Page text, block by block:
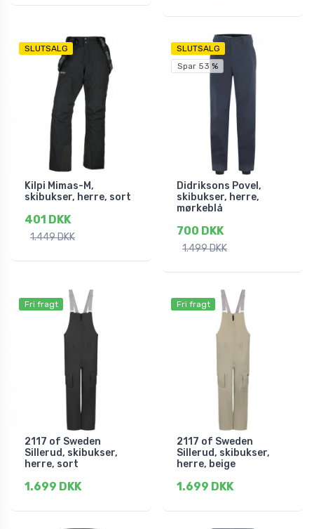
SLUTSALG
Kilpi Mimas-M,
skibukser, herre, sort
401 DKK
1.449 DKK
SLUTSALG
Spar 53 %
Didriksons Povel,
skibukser, herre,
mørkeblå
700 DKK
1.499 DKK
Fri fragt
2117 of Sweden
Sillerud, skibukser,
herre, sort
1.699 DKK
Fri fragt
2117 of Sweden
Sillerud, skibukser,
herre, beige
1.699 DKK